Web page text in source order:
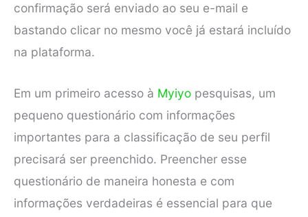
confirmação será enviado ao seu e-mail e
bastando clicar no mesmo você já estará incluído
na plataforma.
Em um primeiro acesso à Myiyo pesquisas, um
pequeno questionário com informações
importantes para a classificação de seu perfil
precisará ser preenchido. Preencher esse
questionário de maneira honesta e com
informações verdadeiras é essencial para que